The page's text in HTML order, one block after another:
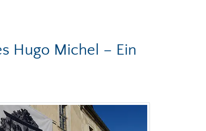
Hugo Michel – Ein